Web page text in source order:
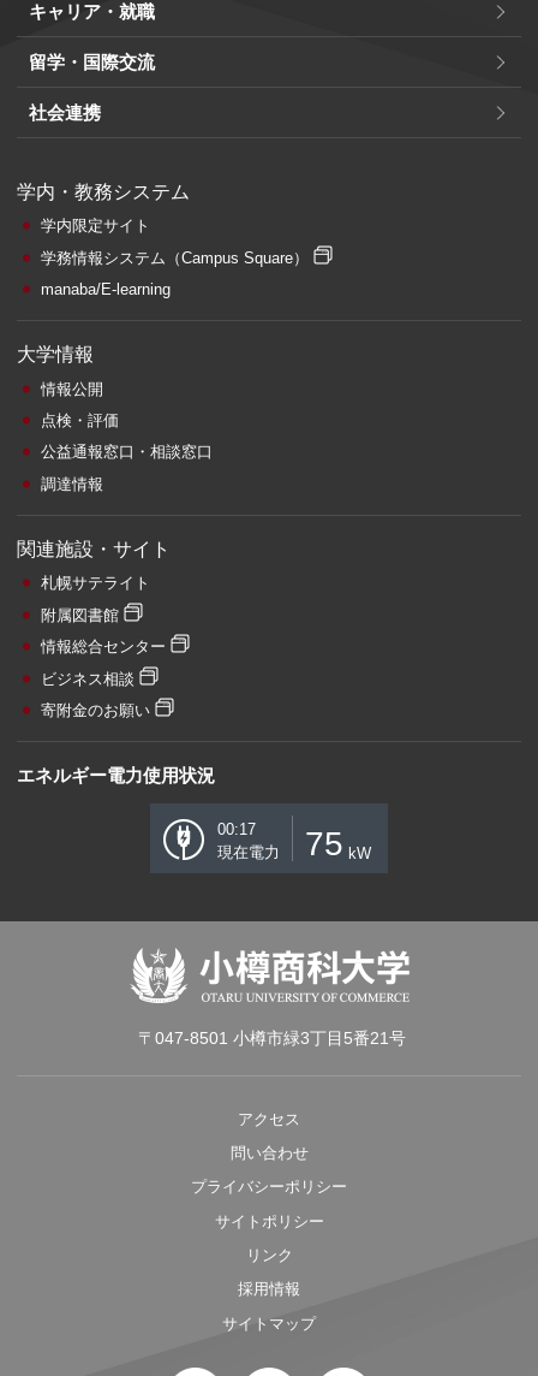
キャリア・就職
留学・国際交流
社会連携
学内・教務システム
学内限定サイト
学務情報システム （Campus Square）
manaba/E-learning
大学情報
情報公開
点検・評価
公益通報窓口・相談窓口
調達情報
関連施設・サイト
札幌サテライト
附属図書館
情報総合センター
ビジネス相談
寄附金のお願い
エネルギー電力使用状況
00:17
現在電力
75 kW
〒047-8501 小樽市緑3丁目5番21号
アクセス
問い合わせ
プライバシーポリシー
サイトポリシー
リンク
採用情報
サイトマップ